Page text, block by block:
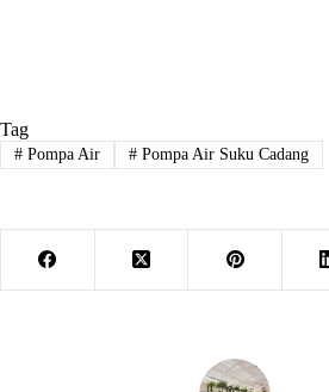
Tag
#Pompa Air #Pompa Air Suku Cadang